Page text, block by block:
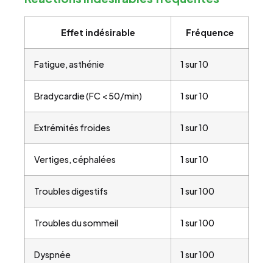
Effet indésirable Fréquence
Fatigue, asthénie 1 sur 10
Bradycardie (FC < 50/min) 1 sur 10
Extrémités froides 1 sur 10
Vertiges, céphalées 1 sur 10
Troubles digestifs 1 sur 100
Troubles du sommeil 1 sur 100
Dyspnée 1 sur 100